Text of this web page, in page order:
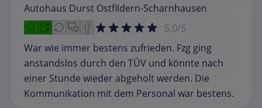
Autohaus Durst Ostfildern-Scharnhausen
5,0/5
War wie immer bestens zufrieden. Fzg ging
anstandslos durch den TÜV und könnte nach
einer Stunde wieder abgeholt werden. Die
Kommunikation mit dem Personal war bestens.